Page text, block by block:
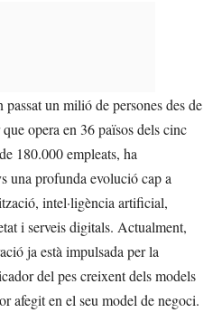
un milió de persones des de
opera en 36 països dels cinc
180.000 empleats, ha
una profunda evolució cap a
intel·ligència artificial,
i serveis digitals. Actualment,
ja està impulsada per la
del pes creixent dels models
afegit en el seu model de negoci.